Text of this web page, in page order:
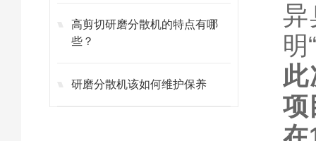
高剪切研磨分散机的特点有哪
些？
研磨分散机该如何维护保养
异
明
项